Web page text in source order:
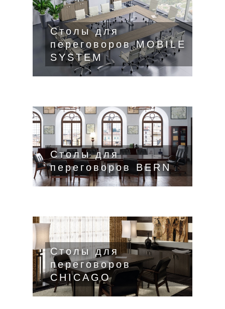
Столы для
переговоров MOBILE
SYSTEM
Столы для
переговоров BERN
Столы для
переговоров
CHICAGO